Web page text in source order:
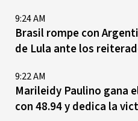
9:24 AM
Brasil rompe con
de Lula ante los
9:22 AM
Marileidy Paulino gana
con 48.94 y dedica la